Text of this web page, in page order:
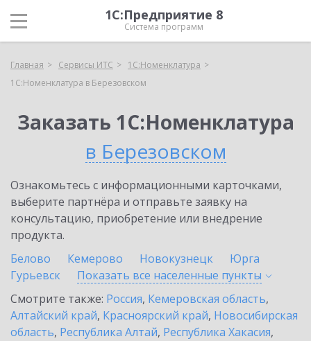
1С:Предприятие 8
Система программ
Главная Сервисы ИТС
1С:Номенклатура
1С:Номенклатура в Березовском
Заказать 1С:Номенклатура
в Березовском
Ознакомьтесь с информационными карточками,
выберите партнёра и отправьте заявку на
консультацию, приобретение или внедрение
продукта.
Белово
Кемерово Новокузнецк
Юрга
Гурьевск
Показать все населенные пункты
Смотрите также: Россия, Кемеровская область,
Алтайский край, Красноярский край, Новосибирская
область, Республика Алтай, Республика Хакасия,